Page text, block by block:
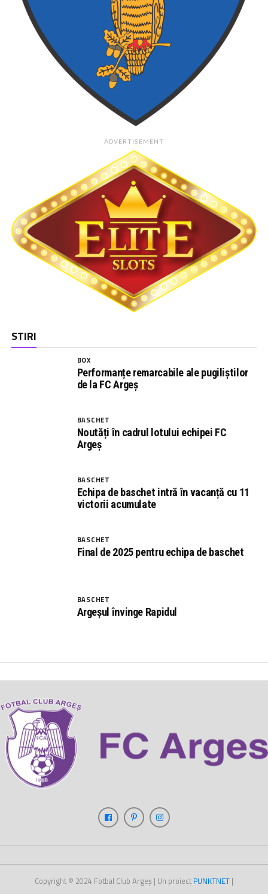
ADVERTISEMENT
STIRI
BOX
Performanțe remarcabile ale pugiliștilor
de la FC Argeș
BASCHET
Noutăți în cadrul lotului echipei FC
Argeș
BASCHET
Echipa de baschet intră în vacanță cu 11
victorii acumulate
BASCHET
Final de 2025 pentru echipa de baschet
BASCHET
Argeșul învinge Rapidul
Copyright © 2024 Fotbal Club Argeș | Un proiect PUNKTNET |